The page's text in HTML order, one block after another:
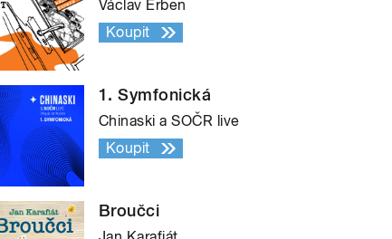
Václav Erben
Koupit
1. Symfonická
Chinaski a SOČR live
Koupit
Broučci